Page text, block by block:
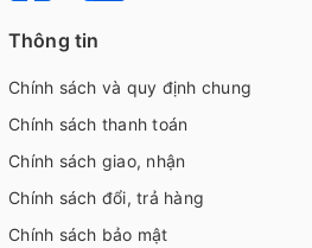
Thông tin
Chính sách và quy định chung
Chính sách thanh toán
Chính sách giao, nhận
Chính sách đổi, trả hàng
Chính sách bảo mật